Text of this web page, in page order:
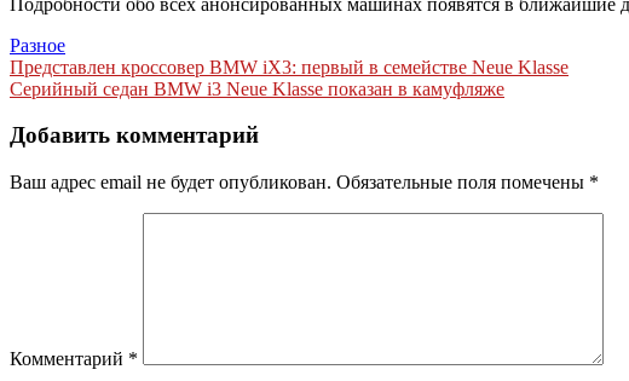
Разное
Навигация
по
записям
Представлен кроссовер BMW iX3: первый в семействе Neue Klasse
Серийный седан BMW i3 Neue Klasse показан в камуфляже
Добавить комментарий
Ваш адрес email не будет опубликован. Обязательные поля помечены *
Комментарий *